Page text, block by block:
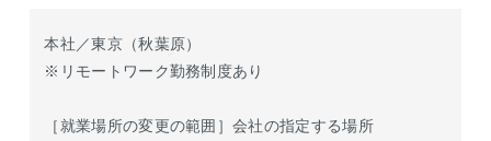
本社／東京（秋葉原）
※リモートワーク勤務制度あり
［就業場所の変更の範囲］会社の指定する場所